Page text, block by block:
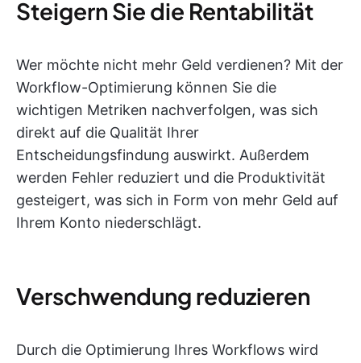
Steigern Sie die Rentabilität
Wer möchte nicht mehr Geld verdienen? Mit der
Workflow-Optimierung können Sie die
wichtigen Metriken nachverfolgen, was sich
direkt auf die Qualität Ihrer
Entscheidungsfindung auswirkt. Außerdem
werden Fehler reduziert und die Produktivität
gesteigert, was sich in Form von mehr Geld auf
Ihrem Konto niederschlägt.
Verschwendung reduzieren
Durch die Optimierung Ihres Workflows wird